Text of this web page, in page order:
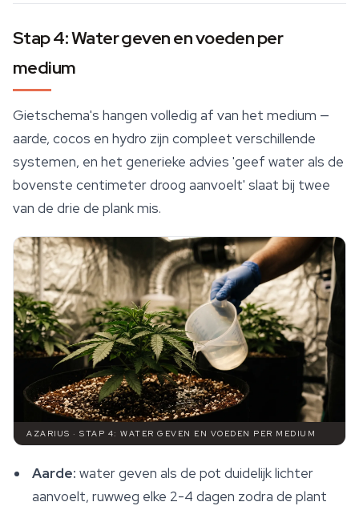
Stap 4: Water geven en voeden per
medium
Gietschema's hangen volledig af van het medium —
aarde, cocos en hydro zijn compleet verschillende
systemen, en het generieke advies 'geef water als de
bovenste centimeter droog aanvoelt' slaat bij twee
van de drie de plank mis.
AZARIUS · STAP 4: WATER GEVEN EN VOEDEN PER MEDIUM
Aarde: water geven als de pot duidelijk lichter
aanvoelt, ruwweg elke 2-4 dagen zodra de plant